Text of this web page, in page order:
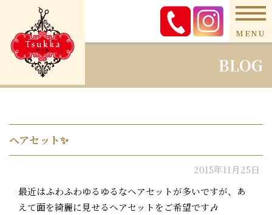
MENU
BLOG
ヘアセット✨
2015年11月25日
最近はふわふわゆるゆるなヘアセットが多いですが、あ
えて面を綺麗に見せるヘアセットをご希望です🎶